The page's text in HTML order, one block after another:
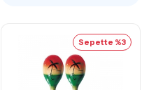
Sepette %3